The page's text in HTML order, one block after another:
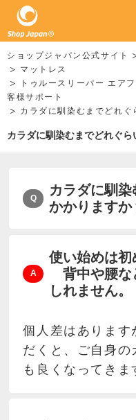
ショップジャパン公式サイト
マットレス
トゥルースリーパー エア
客様サポート
カラダに馴染むまでどれぐ
カラダに馴染むまでどれぐら
カラダに馴
かかりますか
使い始めは
背中や腰な
しれません。
個人差はあります
だくと、ご自身の
も良くなってきま